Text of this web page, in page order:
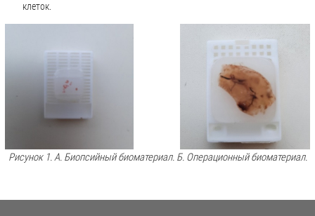
клеток.
Рисунок 1. А. Биопсийный биоматериал. Б. Операционный биоматериал.